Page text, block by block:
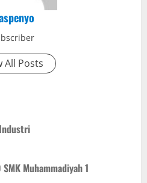
All Posts
Muhammadiyah 1